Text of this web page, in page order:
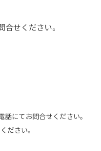
せください。
にてお問合せください。
ださい。